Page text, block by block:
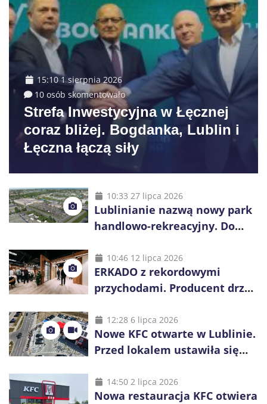
15:10 1 sierpnia 2026
10 osób skomentowało
Strefa Inwestycyjna w Łęcznej
coraz bliżej. Bogdanka, Lublin i
Łęczna łączą siły
10:33 27 lipca 2026
Lublinianie nazwą nowy park
handlowo-rekreacyjny. Do
10:46 12 lipca 2026
ERKADO z rekordowymi
przychodami. Producent drzwi
inwestycje
12:28 6 lipca 2026
Nowe KFC otwarte w Lublinie.
Przed lokalem ustawiła się
14:50 2 lipca 2026
Nowa restauracja KFC otwiera